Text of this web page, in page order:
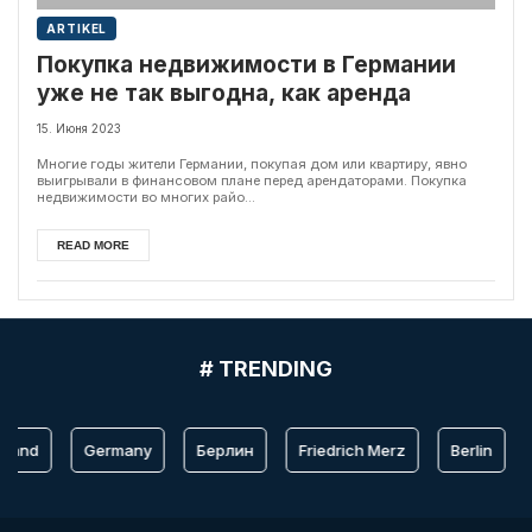
ARTIKEL
Покупка недвижимости в Германии
уже не так выгодна, как аренда
15. Июня 2023
Многие годы жители Германии, покупая дом или квартиру, явно
выигрывали в финансовом плане перед арендаторами. Покупка
недвижимости во многих райо...
READ MORE
# TRENDING
Germany Берлин Friedrich Merz Berlin